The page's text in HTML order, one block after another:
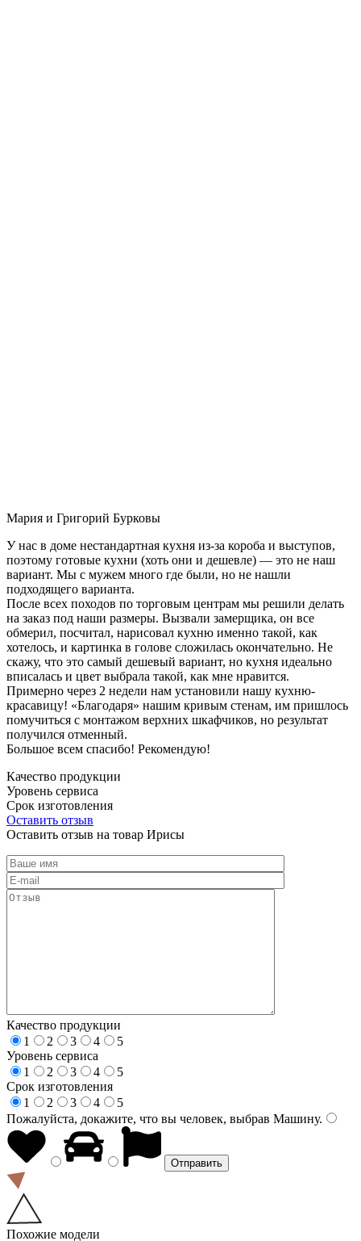
Мария и Григорий Бурковы
У нас в доме нестандартная кухня из-за короба и выступов,
поэтому готовые кухни (хоть они и дешевле) — это не наш
вариант. Мы с мужем много где были, но не нашли
подходящего варианта.
После всех походов по торговым центрам мы решили делать
на заказ под наши размеры. Вызвали замерщика, он все
обмерил, посчитал, нарисовал кухню именно такой, как
хотелось, и картинка в голове сложилась окончательно. Не
скажу, что это самый дешевый вариант, но кухня идеально
вписалась и цвет выбрала такой, как мне нравится.
Примерно через 2 недели нам установили нашу кухню-
красавицу! «Благодаря» нашим кривым стенам, им пришлось
помучиться с монтажом верхних шкафчиков, но результат
получился отменный.
Большое всем спасибо! Рекомендую!
Качество продукции
Уровень сервиса
Срок изготовления
Оставить отзыв
Оставить отзыв на товар Ирисы
Качество продукции
1
2 3 4
5
Уровень сервиса
1
2 3 4
5
Срок изготовления
1
2 3 4
5
Пожалуйста, докажите, что вы человек, выбрав Машину.
Похожие модели